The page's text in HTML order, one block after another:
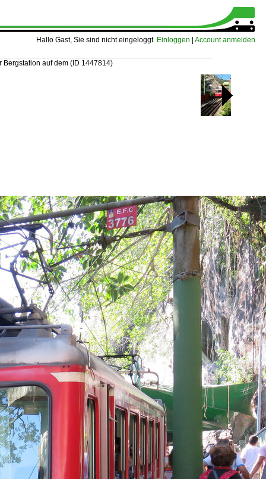
Hallo Gast, Sie sind nicht eingeloggt. Einloggen Account anmelden
Bergstation auf dem (ID 1447814)